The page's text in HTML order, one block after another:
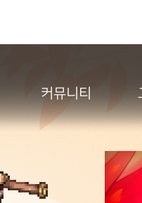
커뮤니티